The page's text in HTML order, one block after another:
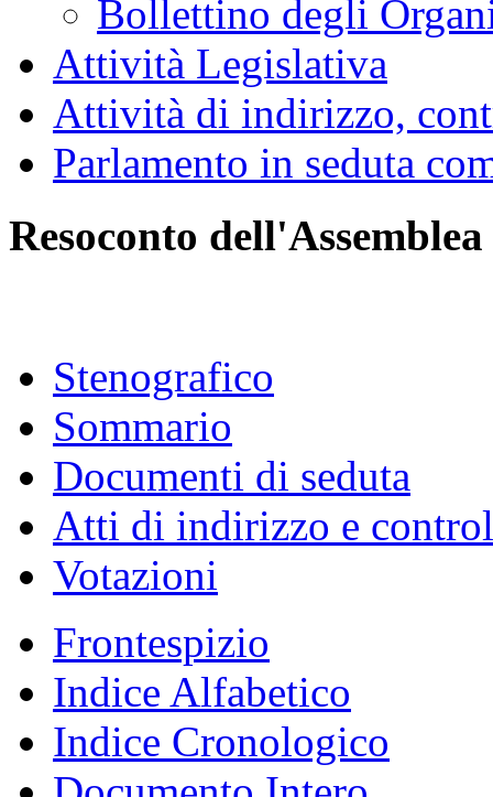
Salta il menu
Agenda dei Lavori
Resoconti
Assemblea
Giunte e Commissioni
Indagini conoscitive
Stenografici delle
Comitato per la
Bollettino degli
Attività Legislativa
Attività di indirizzo,
Parlamento in seduta
Resoconto dell'Assemblea